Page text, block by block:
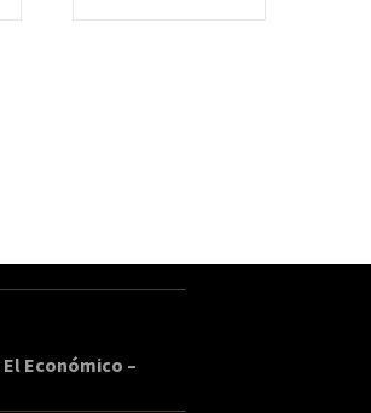
El Económico –